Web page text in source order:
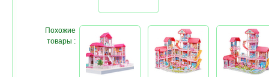
Похожие
товары :